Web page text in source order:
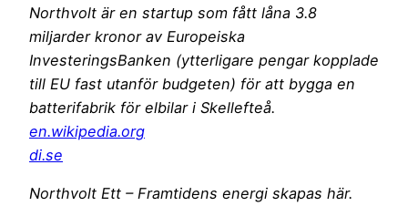
Northvolt är en startup som fått låna 3.8
miljarder kronor av Europeiska
InvesteringsBanken (ytterligare pengar kopplade
till EU fast utanför budgeten) för att bygga en
batterifabrik för elbilar i Skellefteå.
en.wikipedia.org
di.se
Northvolt Ett – Framtidens energi skapas här.